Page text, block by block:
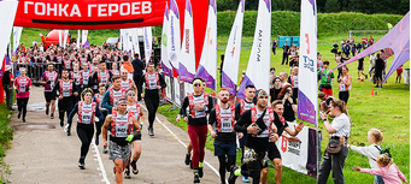
11:37 В Ярославской области
обломки БПЛА упали в
резервуары НПЗ
11:19МИД России ответил на
критику мэра Хиросимы в
годовщину ядерной
бомбардировки